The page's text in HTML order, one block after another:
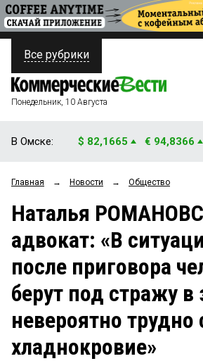
ПОЛИТИКА
ФИНАНСЫ
ОБЩЕСТВО
ЗАКОН
НОВОСТИ КОМПАНИЙ
СТИЛЬ ЖИЗНИ
Все рубрики
Понедельник, 10 Августа
В Омске: $ 82,1665 € 94,8366
Главная → Новости → Общество
Наталья
адвокат: «В
после приговора
берут под стражу в
невероятно трудно
хладнокровие»